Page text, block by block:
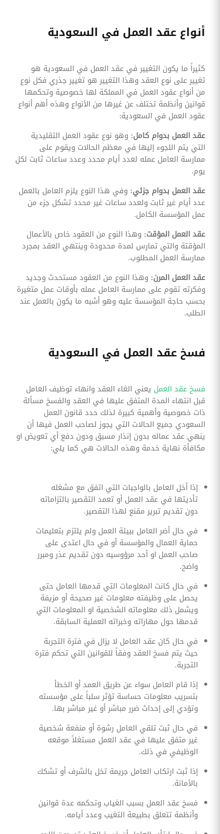
أنواع عقد العمل في السعودية
كثيراً ما يكون التغيير في عقد العمل في السعودية هو
تغيير على نوع العقد وهذا التغيير هو تغيير جذري فكل نوع
من أنواع عقود العمل في المملكة لها خصوصية وتحكمها
قوانين وأنظمة تختلف عن غيرها من الأنواع وهذه أهم أنواع
عقود العمل في السعودية:
عقد العمل بدوام كامل: وهو نوع عقود العمل التقليدية
التي يتم اللجوء إليها في معظم الحالات ويقوم على
ممارسة العامل عمله لعدد أيام محدد وعدد ساعات ثابت لكل
يوم.
عقد العمل بدوام جزئي: وفي هذا النوع يلزم العامل بالعمل
عدد أيام غير ثابت ولعدد ساعات غير محدد تشكل جزء من
عمل المؤسسة الكامل.
عقد العمل المؤقت: وهذا النوع من العقود خاص بالأعمال
المؤقتة والتي تمارس لمدة محدودة وينتهي العقد بمجرد
ممارسة العمل المطلوب.
عقد العمل المرن: وهذا النوع من العقود مستحدث وجديد
وفكرته تقوم على ممارسة العامل عمله بأوقات عمل متغيرة
بحسب حاجة المؤسسة عليه وهو أشبه ما يكون بالعمل عند
الطلب.
فسخ عقد العمل في السعودية
فسخ عقد العمل يعني الغاء العقد وانهاء توظيف العامل
قبل انتهاء المدة المتفق عليها في العقد والفسخ مسألة
ذات خصوصية وأهمية كبيرة لذلك حدد قانون العمل
السعودي جميع الحالات التي يجوز لصاحب العمل فيها أن
ينهي عقد عماله بدون إنذار مسبق ودون دفع أي تعويض او
مكافأة نهاية خدمة وهذه الحالات هي كما يلي:
إذا أخل العامل بالواجبات التي اتفق مع مشغله
تأديتها في عقد العمل أو تعمد التقصير بالتزاماته
دون تقديم تبرير مقنع لهذا التقصير.
‏في حال أضر العامل ببيئة العمل ولم يلتزم بتعليمات
حماية العمال والمؤسسة أو في حال اعتدى على
صاحب العمل او أحد مرؤوسيه دون تقديم عذر ومبرر
واضح.
‏في حال كانت المعلومات التي قدمها العامل حتى
يحصل على وظيفته معلومات غير صحيحة أو مزيفة
ويشمل ذلك معلوماته الشخصية او المعلومات التي
قدمها حول مهاراته وخبراته العملية السابقة.
‏في حال كان عقد العامل لا يزال في فترة التجربة
حيث يتم فسخ العقد وفقاً للقوانين التي تحكم فترة
التجربة.
‏إذا قام العامل سواء عن طريق العمد أو الخطأ
بتسريب معلومات حساسة تؤثر سلباً على مؤسسته
وتؤدي إلى إحداث ضرر مباشر أو غير مباشر بها.
‏في حال ثبت تلقي العامل رشوة أو منفعة شخصية
غير متفق عليها في عقد العمل مستغلاً موقعه
الوظيفي في ذلك.
‏إذا ثبت ارتكاب العامل جريمة تخل بالشرف أو تشكك
بالأمانة.
‏فسخ عقد العمل بسبب الغياب وتحكمه عدة قوانين
وأنظمة تتعلق بطبيعة التغيب وعدد أيامه.